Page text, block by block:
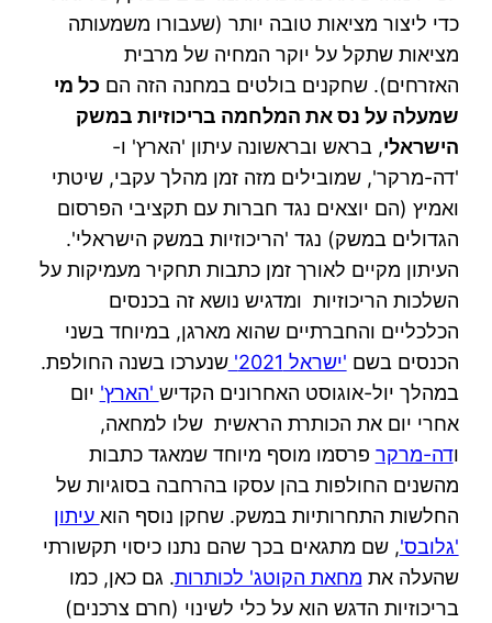
כדי ליצור מציאות טובה יותר (שעבורו משמעותה
מציאות שתקל על יוקר המחיה של מרבית
האזרחים). שחקנים בולטים במחנה הזה הם כל מי
שמעלה על נס את המלחמה בריכוזיות במשק
הישראלי, בראש ובראשונה עיתון 'הארץ' ו-
'דה-מרקר', שמובילים מזה זמן מהלך עקבי, שיטתי
ואמיץ (הם יוצאים נגד חברות עם תקציבי הפרסום
הגדולים במשק) נגד 'הריכוזיות במשק הישראלי'.
העיתון מקיים לאורך זמן כתבות תחקיר מעמיקות על
השלכות הריכוזיות ומדגיש נושא זה בכנסים
הכלכליים והחברתיים שהוא מארגן, במיוחד בשני
הכנסים בשם 'ישראל 2021'
שנערכו בשנה החולפת.
במהלך יול-אוגוסט האחרונים הקדיש 'הארץ' יום
אחרי יום את הכותרת הראשית שלו למחאה,
ודה-מרקר פרסמו מוסף מיוחד שמאגד כתבות
מהשנים החולפות בהן עסקו בהרחבה בסוגיות של
החלשות התחרותיות במשק. שחקן נוסף הוא עיתון
'גלובס', שם מתגאים בכך שהם נתנו כיסוי תקשורתי
שהעלה את מחאת הקוטג' לכותרות. גם כאן, כמו
בריכוזיות הדגש הוא על כלי לשינוי (חרם צרכנים)